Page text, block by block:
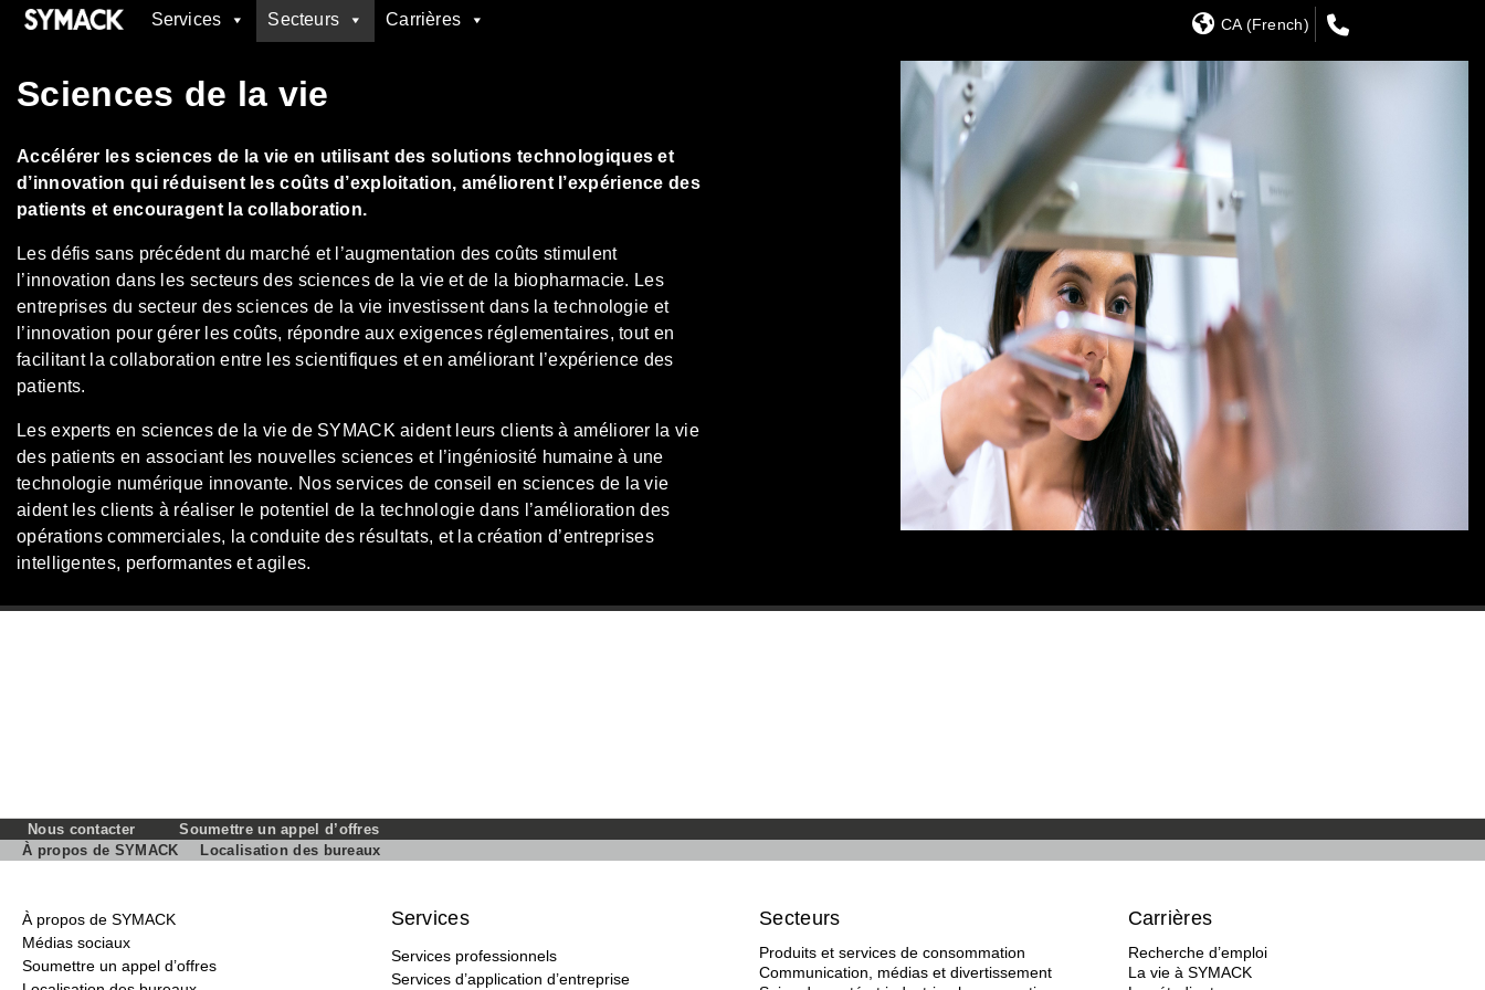
Services Secteurs Carrières CA (French)
Sciences de la vie
Accélérer les sciences de la vie en utilisant des solutions technologiques et
d’innovation qui réduisent les coûts d’exploitation, améliorent l’expérience des
patients et encouragent la collaboration.
Les défis sans précédent du marché et l’augmentation des coûts stimulent
l’innovation dans les secteurs des sciences de la vie et de la biopharmacie. Les
entreprises du secteur des sciences de la vie investissent dans la technologie et
l’innovation pour gérer les coûts, répondre aux exigences réglementaires, tout en
facilitant la collaboration entre les scientifiques et en améliorant l’expérience des
patients.
Les experts en sciences de la vie de SYMACK aident leurs clients à améliorer la vie
des patients en associant les nouvelles sciences et l’ingéniosité humaine à une
technologie numérique innovante. Nos services de conseil en sciences de la vie
aident les clients à réaliser le potentiel de la technologie dans l’amélioration des
opérations commerciales, la conduite des résultats, et la création d’entreprises
intelligentes, performantes et agiles.
Nous contacter
Soumettre un appel d’offres
À propos de SYMACK
Localisation des bureaux
À propos de SYMACK
Médias sociaux
Soumettre un appel d’offres
Services
Services professionnels
Services d’application d’entreprise
Secteurs
Produits et services de consommation
Communication, médias et divertissement
Carrières
Recherche d’emploi
La vie à SYMACK